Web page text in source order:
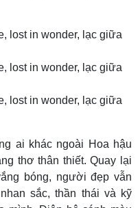
ai khác ngoài Hoa hậu
thơ thân thiết. Quay lại
bóng, người đẹp vẫn
sắc, thần thái và kỹ